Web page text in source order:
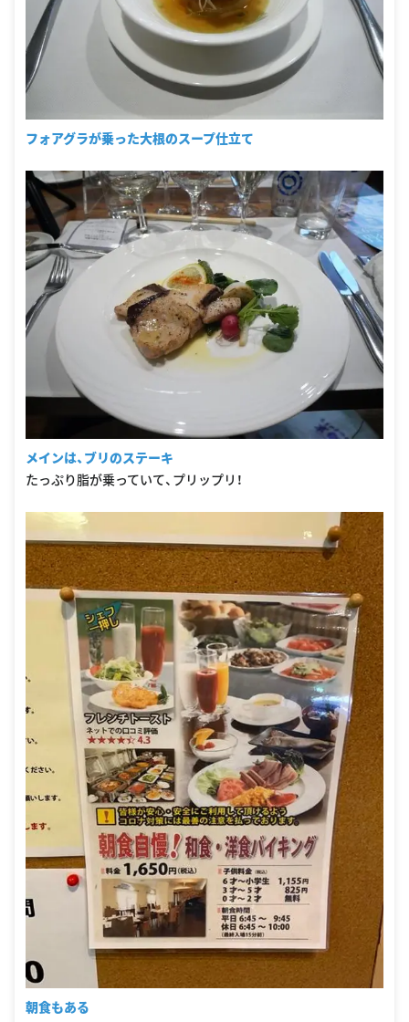
フォアグラが乗った大根のスープ仕立て
メインは、ブリのステーキ
たっぷり脂が乗っていて、プリップリ！
朝食もある